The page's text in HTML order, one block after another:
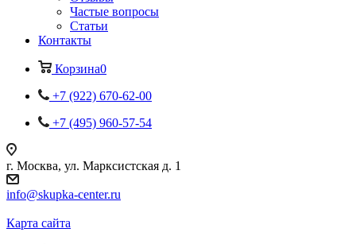
Частые вопросы
Статьи
Контакты
Корзина0
+7 (922) 670-62-00
+7 (495) 960-57-54
г. Москва, ул. Марксистская д. 1
info@skupka-center.ru
Карта сайта